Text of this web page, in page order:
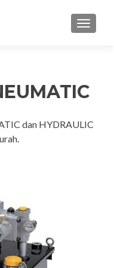
MENU
dan HYDRAULIC